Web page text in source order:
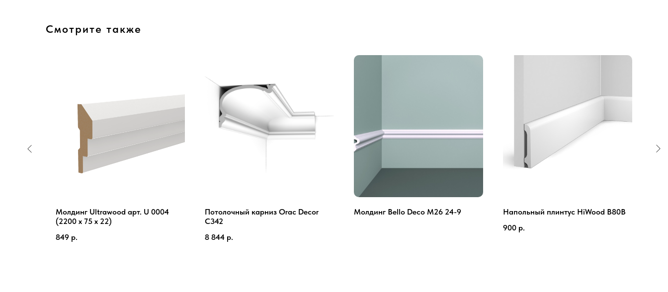
Смотрите также
Молдинг Ultrawood арт. U 0004
(2200 х 75 х 22)
849 р.
Потолочный карниз Orac Decor
C342
8 844 р.
Молдинг Bello Deco М26 24-9
Напольный плинтус HiWood B80B
900 р.